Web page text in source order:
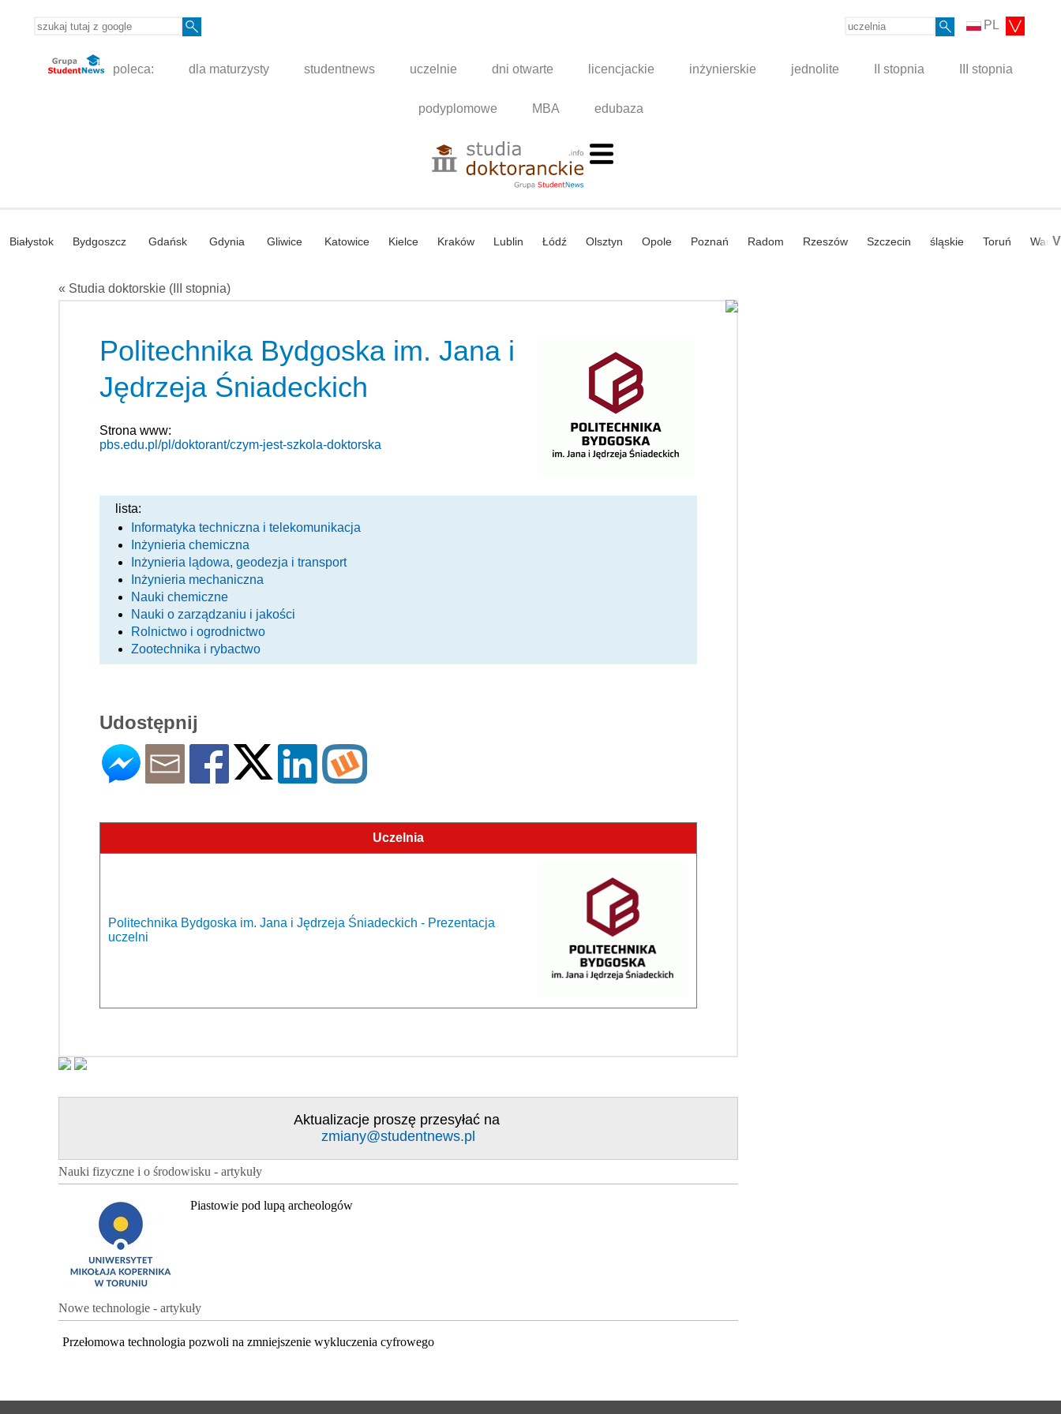
PL
poleca: dla maturzysty studentnews uczelnie dni otwarte licencjackie inżynierskie jednolite II stopnia III stopnia
podyplomowe MBA edubaza
Białystok Bydgoszcz Gdańsk Gdynia Gliwice Katowice Kielce Kraków Lublin Łódź Olsztyn Opole Poznań Radom Rzeszów Szczecin śląskie Toruń V
« Studia doktorskie (III stopnia)
Politechnika Bydgoska im. Jana i
Jędrzeja Śniadeckich
Strona www:
pbs.edu.pl/pl/doktorant/czym-jest-szkola-doktorska
lista:
Informatyka techniczna i telekomunikacja
Inżynieria chemiczna
Inżynieria lądowa, geodezja i transport
Inżynieria mechaniczna
Nauki chemiczne
Nauki o zarządzaniu i jakości
Rolnictwo i ogrodnictwo
Zootechnika i rybactwo
Udostępnij
Uczelnia
Politechnika Bydgoska im. Jana i Jędrzeja Śniadeckich - Prezentacja
uczelni
Aktualizacje proszę przesyłać na
zmiany@studentnews.pl
Nauki fizyczne i o środowisku - artykuły
Piastowie pod lupą archeologów
Nowe technologie - artykuły
Przełomowa technologia pozwoli na zmniejszenie wykluczenia cyfrowego